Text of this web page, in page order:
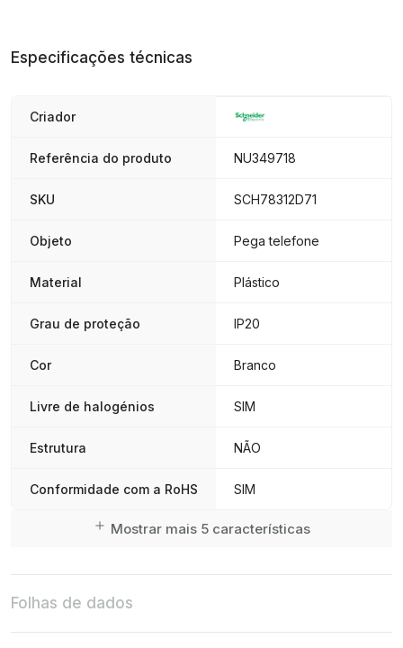
Especificações técnicas
Criador
Referência do produto NU349718
SKU SCH78312D71
Objeto Pega telefone
Material Plástico
Grau de proteção IP20
Cor Branco
Livre de halogénios SIM
Estrutura NÃO
Conformidade com a RoHS SIM
Mostrar mais 5 características
Folhas de dados